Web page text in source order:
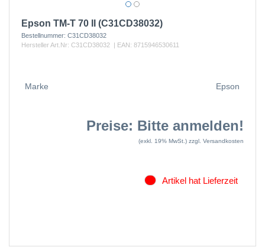
Epson TM-T 70 II (C31CD38032)
Bestellnummer: C31CD38032
Hersteller Art.Nr: C31CD38032 | EAN: 8715946530611
Marke Epson
Preise: Bitte anmelden!
(exkl. 19% MwSt.) zzgl. Versandkosten
Artikel hat Lieferzeit